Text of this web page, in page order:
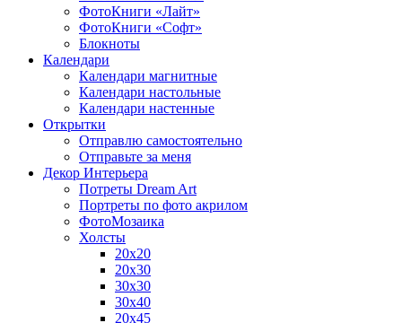
ФотоКниги «Лайт»
ФотоКниги «Софт»
Блокноты
Календари
Календари магнитные
Календари настольные
Календари настенные
Открытки
Отправлю самостоятельно
Отправьте за меня
Декор Интерьера
Потреты Dream Art
Портреты по фото акрилом
ФотоМозаика
Холсты
20х20
20х30
30х30
30х40
20х45